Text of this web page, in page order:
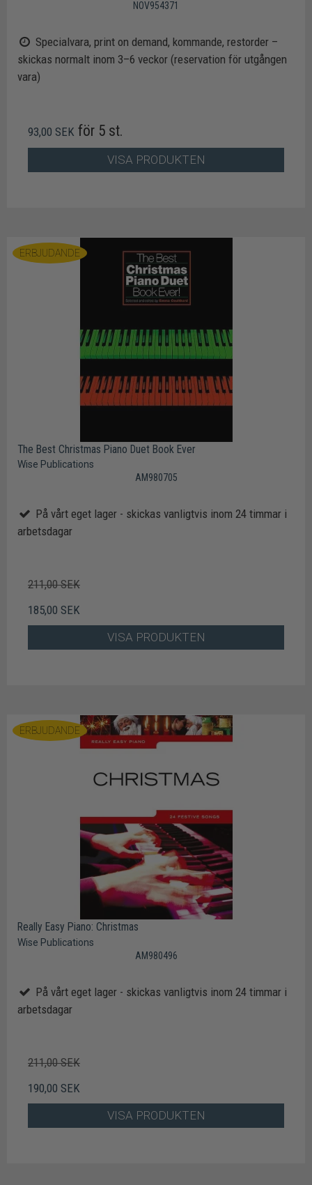
NOV954371
Specialvara, print on demand, kommande, restorder –
skickas normalt inom 3–6 veckor (reservation för utgången
vara)
93,00 SEK för 5 st.
VISA PRODUKTEN
ERBJUDANDE
The Best Christmas Piano Duet Book Ever
Wise Publications
AM980705
På vårt eget lager - skickas vanligtvis inom 24 timmar i
arbetsdagar
211,00 SEK
185,00 SEK
VISA PRODUKTEN
ERBJUDANDE
Really Easy Piano: Christmas
Wise Publications
AM980496
På vårt eget lager - skickas vanligtvis inom 24 timmar i
arbetsdagar
211,00 SEK
190,00 SEK
VISA PRODUKTEN